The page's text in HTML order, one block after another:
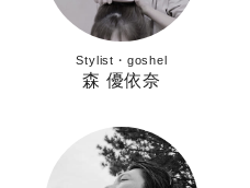
Stylist・goshel
森 優依奈